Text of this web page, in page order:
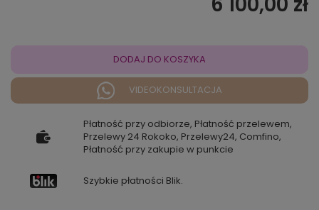
DODAJ DO KOSZYKA
VIDEOKONSULTACJA
Płatność przy odbiorze, Płatność przelewem,
Przelewy 24 Rokoko, Przelewy24, Comfino,
Płatność przy zakupie w punkcie
Szybkie płatności Blik.